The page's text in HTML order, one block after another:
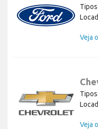
Veja
Veja